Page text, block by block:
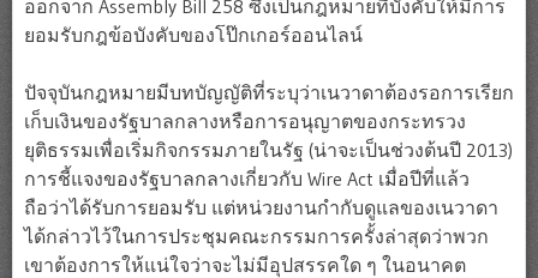
ออกจาก Assembly Bill 258 ซึ่งเป็นกฎหมายที่บังคับให้มีการ
ยอมรับกฎข้อบังคับของโป๊กเกอร์ออนไลน์
ปัจจุบันกฎหมายมีบทบัญญัติที่ระบุว่าเนวาดาต้องรอการเรียก
เก็บเงินของรัฐบาลกลางหรือการอนุญาตของกระทรวง
ยุติธรรมเพื่อเริ่มกิจกรรมภายในรัฐ (น่าจะเป็นช่วงต้นปี 2013)
การชี้แจงของรัฐบาลกลางเกี่ยวกับ Wire Act เมื่อปีที่แล้ว
ถือว่าได้รับการยอมรับ แต่หน่วยงานกำกับดูแลของเนวาดา
ได้กล่าวไว้ในการประชุมคณะกรรมการครั้งล่าสุดว่าพวก
เขาต้องการให้แน่ใจว่าจะไม่มีอุปสรรคใด ๆ ในอนาคต